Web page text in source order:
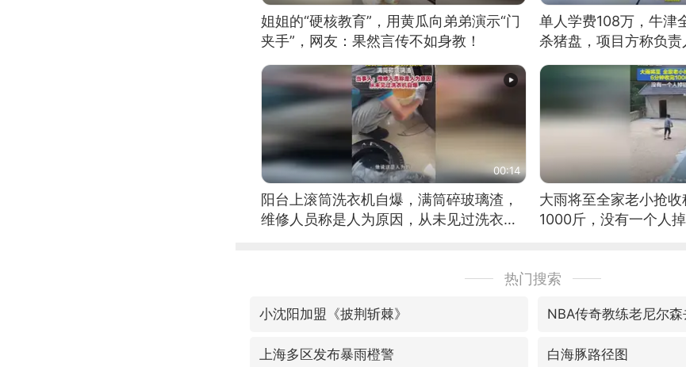
姐姐的“硬核教育”，用黄瓜向弟弟演示“门
夹手”，网友：果然言传不如身教！
单人学费108万，牛津
杀猪盘，项目方称负责
长
00:14
阳台上滚筒洗衣机自爆，满筒碎玻璃渣，
维修人员称是人为原因，从未见过洗衣机
大雨将至全家老小抢
1000斤，没有一个人
热门搜索
小沈阳加盟《披荆斩棘》 NBA传奇教练老尼尔
上海多区发布暴雨橙警 白海豚路径图